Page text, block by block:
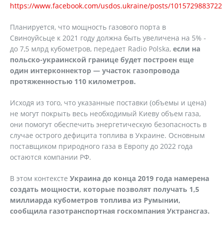
https://www.facebook.com/usdos.ukraine/posts/
Планируется, что мощность газового порта в
Свиноуйсьце к 2021 году должна быть увеличена на 5% -
до 7,5 млрд кубометров, передает Radio Polska, если на
польско-украинской границе будет построен еще
один интерконнектор — участок газопровода
протяженностью 110 километров.
Исходя из того, что указанные поставки (объемы и цена)
не могут покрыть весь необходимый Киеву объем газа,
они помогут обеспечить энергетическую безопасность в
случае острого дефицита топлива в Украине. Основным
поставщиком природного газа в Европу до 2022 года
остаются компании РФ.
В этом контексте Украина до конца 2019 года намерена
создать мощности, которые позволят получать 1,5
миллиарда кубометров топлива из Румынии,
сообщила газотранспортная госкомпания Уктрансгаз.